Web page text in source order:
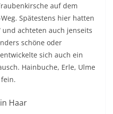
auf dem
Spätestens hier hatten
und achteten auch jenseits
schöne oder
sich auch ein
Hainbuche, Erle, Ulme
Haar